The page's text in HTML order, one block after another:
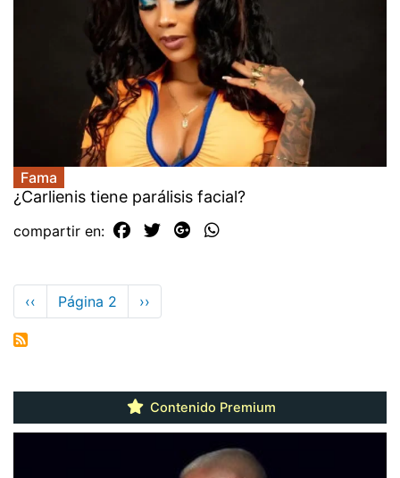
Fama
¿Carlienis tiene parálisis facial?
compartir en:
Paginación
Página
anterior
‹‹ Página 2
Siguiente
página
››
Contenido Premium